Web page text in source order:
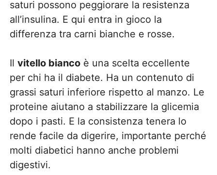
saturi possono peggiorare la resistenza
all’insulina. E qui entra in gioco la
differenza tra carni bianche e rosse.
Il vitello bianco è una scelta eccellente
per chi ha il diabete. Ha un contenuto di
grassi saturi inferiore rispetto al manzo. Le
proteine aiutano a stabilizzare la glicemia
dopo i pasti. E la consistenza tenera lo
rende facile da digerire, importante perché
molti diabetici hanno anche problemi
digestivi.